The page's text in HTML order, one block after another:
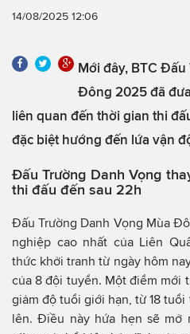
14/08/2025 12:06
Mới đây, BTC
Đông 2025 đã
liên quan đến thời gian thi
đặc biệt hướng đến lứa vận
Đấu Trường Danh Vọng
thi đấu đến sau 22h
Đấu Trường Danh Vọng Mùa
nghiệp cao nhất của Liên
thức khởi tranh từ ngày hôm
của 8 đội tuyển. Một điểm mới
giảm độ tuổi giới hạn, từ 18
lên. Điều này hứa hẹn sẽ mở